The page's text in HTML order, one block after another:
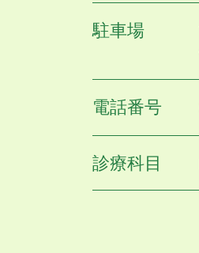
駐車場
電話番号
診療科目